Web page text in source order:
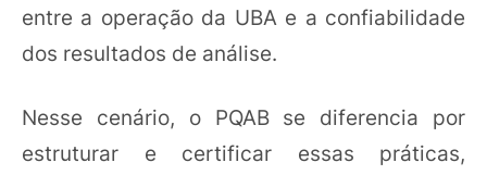
entre a operação da UBA e a confiabilidade
dos resultados de análise.
Nesse cenário, o PQAB se diferencia por
estruturar e certificar essas práticas,